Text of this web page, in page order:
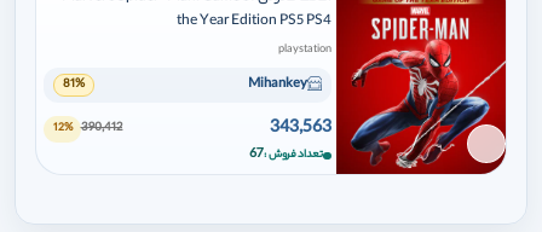
برای افزودن وارد شوید
the Year Edition PS5 PS4
playstation
Mihankey
81%
343,563
390,412
12%
تعداد فروش 67